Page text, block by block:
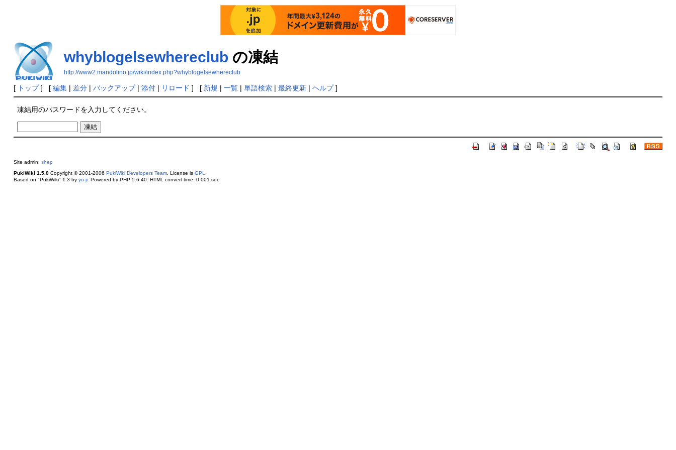
whyblogelsewhereclub の凍結
http://www2.mandolino.jp/wiki/index.php?whyblogelsewhereclub
[ トップ] [ 編集| 差分| バックアップ| 添付| リロード ] [ 新規 | 一覧| 単語検索| 最終更新| ヘルプ]
凍結用のパスワードを入力してください。
Site admin: shep
PukiWiki 1.5.0Copyright © 2001-2006 PukiWiki Developers Team. License is GPL.
Based on "PukiWiki" 1.3 by yu-ji. Powered by PHP 5.6.40. HTML convert time: 0.001 sec.